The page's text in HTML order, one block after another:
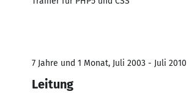
7 Jahre und 1 Monat, Juli 2003 - Juli 2010
Leitung